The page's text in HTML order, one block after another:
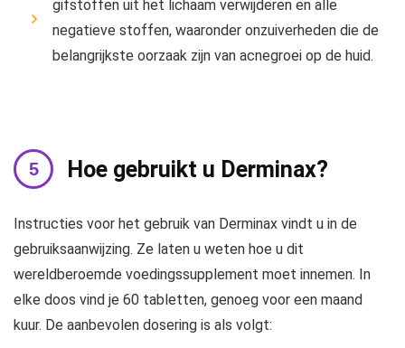
gifstoffen uit het lichaam verwijderen en alle
negatieve stoffen, waaronder onzuiverheden die de
belangrijkste oorzaak zijn van acnegroei op de huid.
Hoe gebruikt u Derminax?
Instructies voor het gebruik van Derminax vindt u in de
gebruiksaanwijzing. Ze laten u weten hoe u dit
wereldberoemde voedingssupplement moet innemen. In
elke doos vind je 60 tabletten, genoeg voor een maand
kuur. De aanbevolen dosering is als volgt: